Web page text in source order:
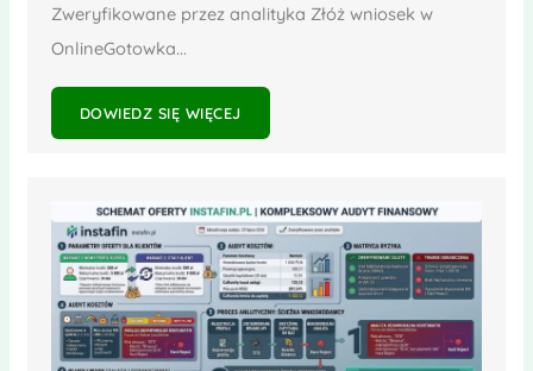
Zweryfikowane przez analityka Złóż wniosek w
OnlineGotowka...
DOWIEDZ SIĘ WIĘCEJ